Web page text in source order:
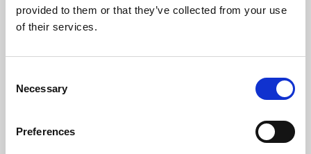
provided to them or that they’ve collected from your use
of their services.
Selection
Necessary
Preferences